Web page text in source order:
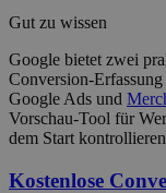
Gut zu wissen
Google bietet zwei
Conversion-
Google Ads und
Vorschau-Tool für
dem Start
Kostenlose